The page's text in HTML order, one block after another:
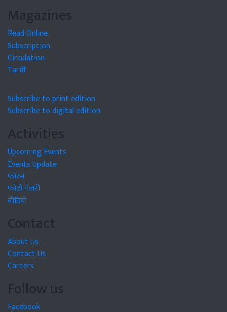
Magazines
Read Online
Subscription
Circulation
Tariff
Subscribe to print edition
Subscribe to digital edition
Activities
Upcoming Events
Events Update
फोरम
फोटो गैलरी
वीडियो
Contact
About Us
Contact Us
Careers
Follow us
Facebook